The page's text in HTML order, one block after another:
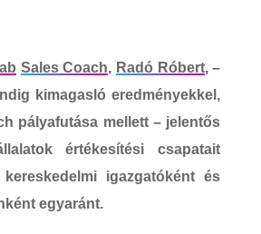
Sales Coach, Radó Róbert, –
kimagasló eredményekkel,
pályafutása mellett – jelentős
értékesítési csapatait
igazgatóként és
egyaránt.